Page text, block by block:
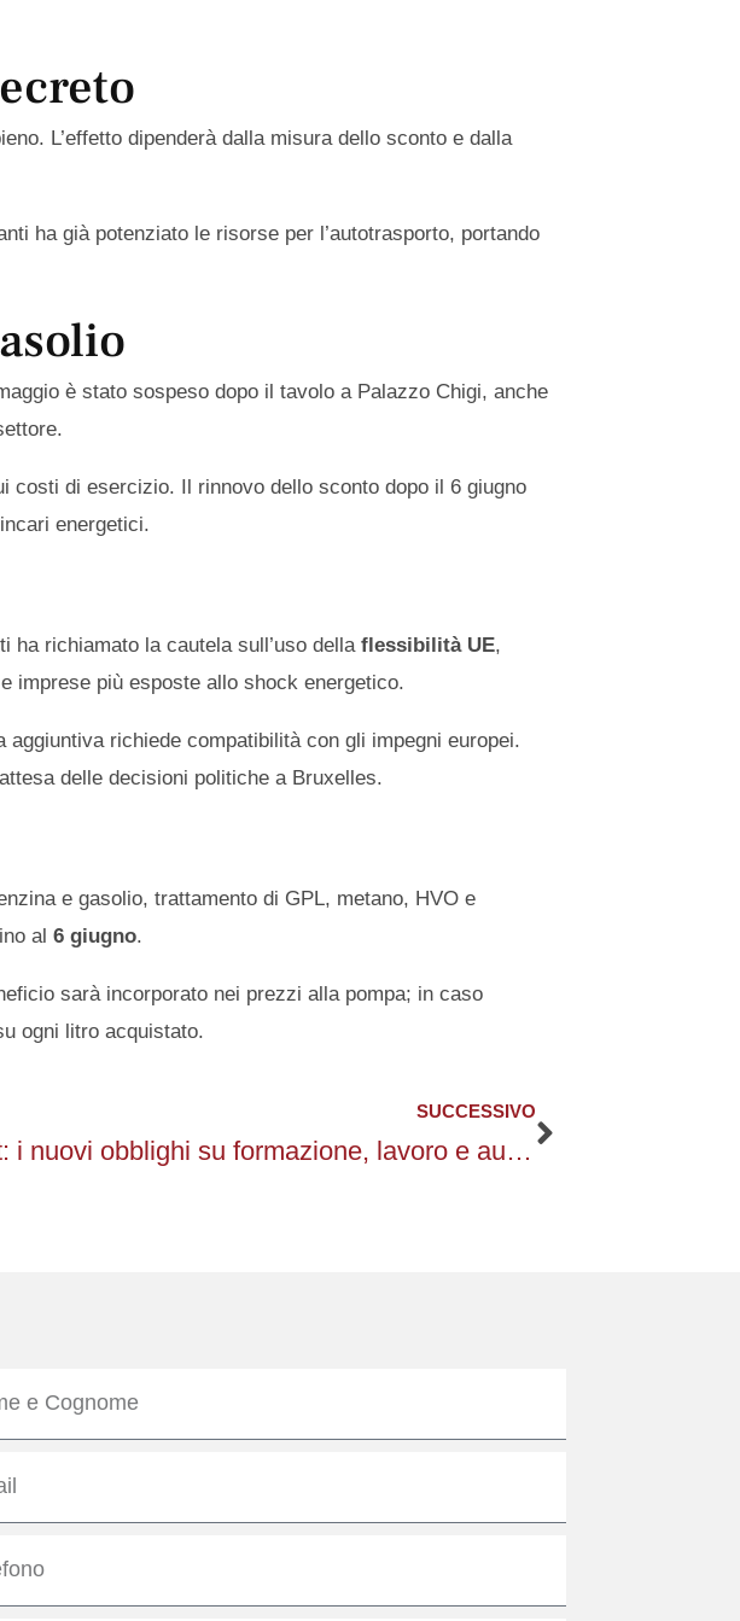
L’effetto dipenderà dalla misura dello sconto e dalla
ha già potenziato le risorse per l’autotrasporto, portando
è stato sospeso dopo il tavolo a Palazzo Chigi, anche
costi di esercizio. Il rinnovo dello sconto dopo il 6 giugno
energetici.
ha richiamato la cautela sull’uso della flessibilità UE,
imprese più esposte allo shock energetico.
richiede compatibilità con gli impegni europei.
delle decisioni politiche a Bruxelles.
e gasolio, trattamento di GPL, metano, HVO e
al 6 giugno.
sarà incorporato nei prezzi alla pompa; in caso
ogni litro acquistato.
SUCCESSIVO
Decreti AI Act: i nuovi obblighi su formazione, lavoro e autorità
Successivo